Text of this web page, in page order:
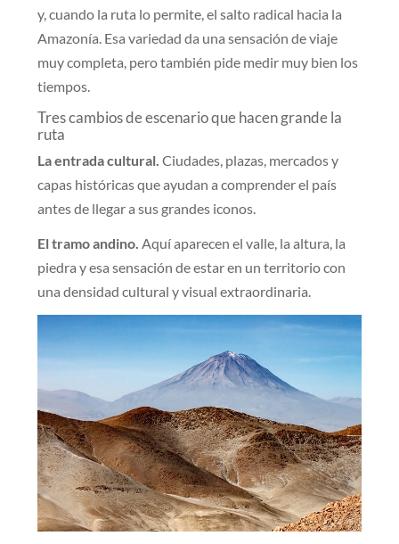
y, cuando la ruta lo permite, el salto radical hacia la
Amazonía. Esa variedad da una sensación de viaje
muy completa, pero también pide medir muy bien los
tiempos.
Tres cambios de escenario que hacen grande la
ruta
La entrada cultural. Ciudades, plazas, mercados y
capas históricas que ayudan a comprender el país
antes de llegar a sus grandes iconos.
El tramo andino. Aquí aparecen el valle, la altura, la
piedra y esa sensación de estar en un territorio con
una densidad cultural y visual extraordinaria.